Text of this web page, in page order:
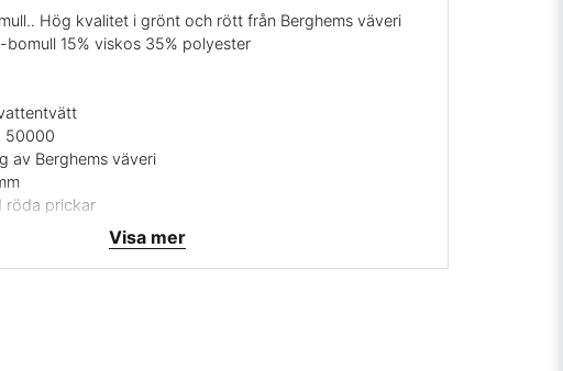
Hög kvalitet i grönt och rött från Berghems väveri
bomull 15% viskos 35% polyester
50000
av Berghems väveri
röda prickar
Visa mer